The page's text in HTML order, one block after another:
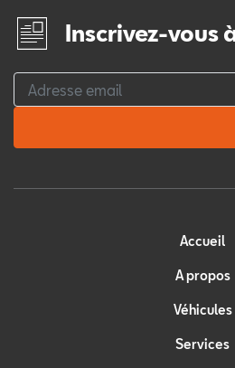
Inscrivez-vous
Accueil
A propos
Véhicules
Services